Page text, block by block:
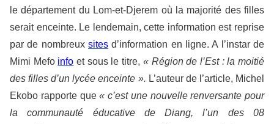
le département du Lom-et-Djerem où la majorité des filles
serait enceinte. Le lendemain, cette information est reprise
par de nombreux sites d’information en ligne. A l’instar de
Mimi Mefo info et sous le titre, « Région de l’Est : la moitié
des filles d’un lycée enceinte ». L’auteur de l’article, Michel
Ekobo rapporte que« c’est une nouvelle renversante pour
la communauté éducative de Diang, l’un des 08